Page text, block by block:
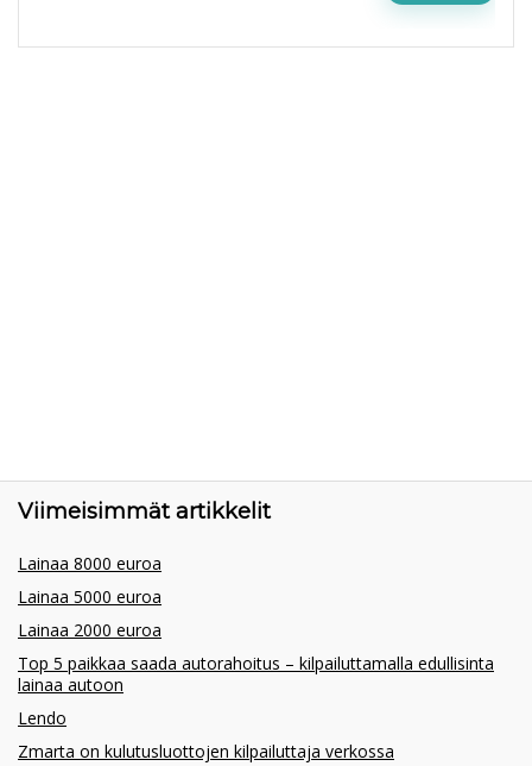
Viimeisimmät artikkelit
Lainaa 8000 euroa
Lainaa 5000 euroa
Lainaa 2000 euroa
Top 5 paikkaa saada autorahoitus – kilpailuttamalla edullisinta
lainaa autoon
Lendo
Zmarta on kulutusluottojen kilpailuttaja verkossa